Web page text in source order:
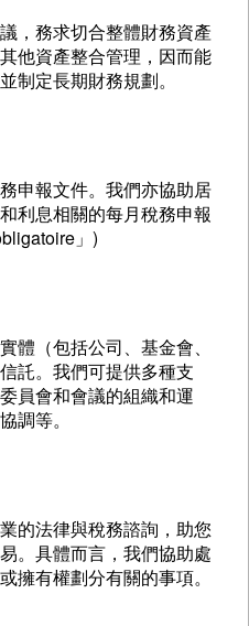
，務求切合整體財務資產
他資產整合管理，因而能
制定長期財務規劃。
申報文件。我們亦協助居
利息相關的每月稅務申報
」)
體（包括公司、基金會、
託。我們可提供多種支
員會和會議的組織和運
調等。
的法律與稅務諮詢，助您
。具體而言，我們協助處
擁有權劃分有關的事項。